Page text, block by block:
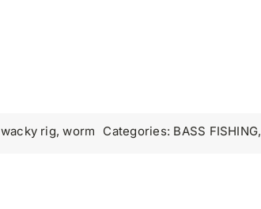
wacky rig,worm Categories: BASS FISHING,